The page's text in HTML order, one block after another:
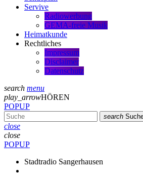
Servive
Radiowerbung
GEMA-freie Musik
Heimatkunde
Rechtliches
Impressum
Disclaimer
Datenschutz
search menu
play_arrowHÖREN
POPUP
search
close
close
POPUP
Stadtradio Sangerhausen